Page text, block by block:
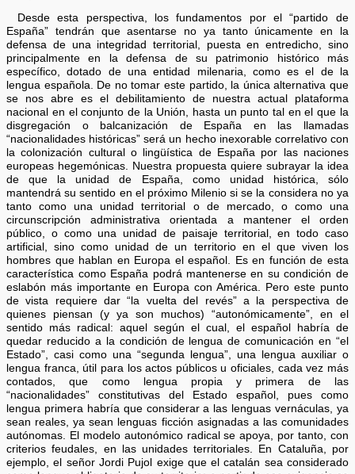
Desde esta perspectiva, los fundamentos por el “partido de
España” tendrán que asentarse no ya tanto únicamente en la
defensa de una integridad territorial, puesta en entredicho, sino
principalmente en la defensa de su patrimonio histórico más
específico, dotado de una entidad milenaria, como es el de la
lengua española. De no tomar este partido, la única alternativa que
se nos abre es el debilitamiento de nuestra actual plataforma
nacional en el conjunto de la Unión, hasta un punto tal en el que la
disgregación o balcanización de España en las llamadas
“nacionalidades históricas” será un hecho inexorable correlativo con
la colonización cultural o lingüística de España por las naciones
europeas hegemónicas. Nuestra propuesta quiere subrayar la idea
de que la unidad de España, como unidad histórica, sólo
mantendrá su sentido en el próximo Milenio si se la considera no ya
tanto como una unidad territorial o de mercado, o como una
circunscripción administrativa orientada a mantener el orden
público, o como una unidad de paisaje territorial, en todo caso
artificial, sino como unidad de un territorio en el que viven los
hombres que hablan en Europa el español. Es en función de esta
característica como España podrá mantenerse en su condición de
eslabón más importante en Europa con América. Pero este punto
de vista requiere dar “la vuelta del revés” a la perspectiva de
quienes piensan (y ya son muchos) “autonómicamente”, en el
sentido más radical: aquel según el cual, el español habría de
quedar reducido a la condición de lengua de comunicación en “el
Estado”, casi como una “segunda lengua”, una lengua auxiliar o
lengua franca, útil para los actos públicos u oficiales, cada vez más
contados, que como lengua propia y primera de las
“nacionalidades” constitutivas del Estado español, pues como
lengua primera habría que considerar a las lenguas vernáculas, ya
sean reales, ya sean lenguas ficción asignadas a las comunidades
autónomas. El modelo autonómico radical se apoya, por tanto, con
criterios feudales, en las unidades territoriales. En Cataluña, por
ejemplo, el señor Jordi Pujol exige que el catalán sea considerado